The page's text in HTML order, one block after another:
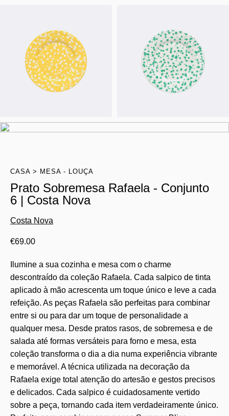
CASA MESA - LOUÇA
Prato Sobremesa Rafaela - Conjunto
6 | Costa Nova
Costa Nova
€69.00
Ilumine a sua cozinha e mesa com o charme
descontraído da coleção Rafaela. Cada salpico de tinta
aplicado à mão acrescenta um toque único e leve a cada
refeição. As peças Rafaela são perfeitas para combinar
entre si ou para dar um toque de personalidade a
qualquer mesa. Desde pratos rasos, de sobremesa e de
salada até formas versáteis para forno e mesa, esta
coleção transforma o dia a dia numa experiência vibrante
e memorável. A técnica utilizada na decoração da
Rafaela exige total atenção do artesão e gestos precisos
e delicados. Cada salpico é cuidadosamente vertido
sobre a peça, tornando cada item verdadeiramente único.